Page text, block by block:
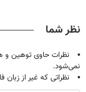
نظر شما
نظرات حاوی توهین و
نمی‌شود.
نظراتی که غیر از